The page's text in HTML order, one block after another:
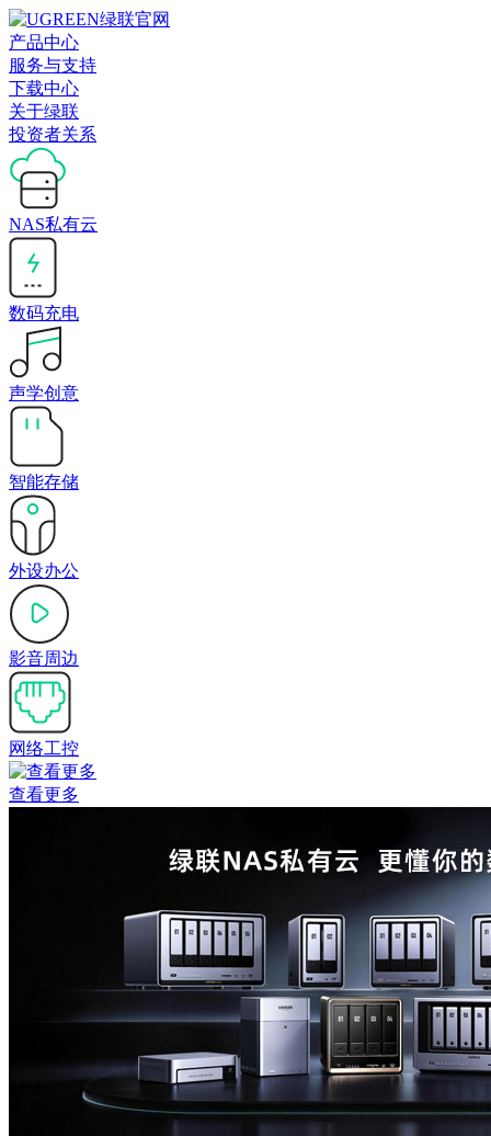
产品中心
服务与支持
下载中心
关于绿联
投资者关系
NAS私有云
数码充电
声学创意
智能存储
外设办公
影音周边
网络工控
查看更多